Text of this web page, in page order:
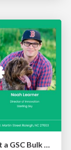
Noah Learner - AI + Me: how we built a GSC Bulk Export data pipeline